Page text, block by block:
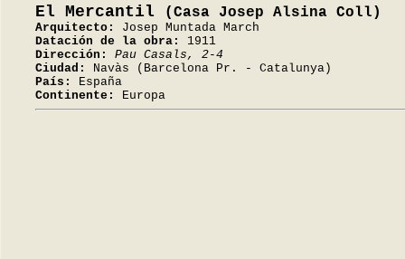
El Mercantil (Casa Josep Alsina Coll)
Arquitecto:
Josep Muntada March
Datación de la obra:
1911
Dirección:
Pau Casals, 2-4
Ciudad:
Navàs (Barcelona Pr. - Catalunya)
País:
España
Continente:
Europa